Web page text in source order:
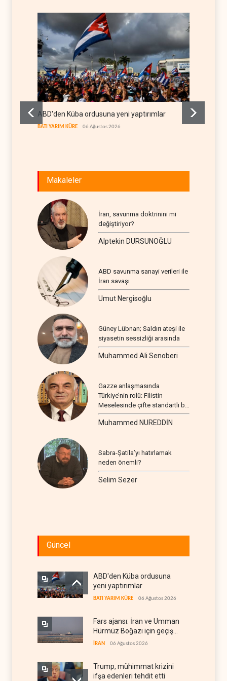
ABD'den Küba ordusuna yeni yaptırımlar
BATI YARIM KÜRE 06 Ağustos 2026
Makaleler
İran, savunma doktrinini mi
değiştiriyor?
Alptekin DURSUNOĞLU
ABD savunma sanayi verileri ile
İran savaşı
Umut Nergisoğlu
Güney Lübnan; Saldırı ateşi ile
siyasetin sessizliği arasında
Muhammed Ali Senoberi
Gazze anlaşmasında
Türkiye’nin rolü: Filistin
Meselesinde çifte standartlı bir
seyir
Muhammed NUREDDİN
Sabra-Şatila’yı hatırlamak
neden önemli?
Selim Sezer
Güncel
ABD'den Küba ordusuna
yeni yaptırımlar
BATI YARIM KÜRE 06 Ağustos 2026
Fars ajansı: İran ve Umman
Hürmüz Boğazı için geçiş
koridorlarında anlaştı
İRAN 06 Ağustos 2026
Trump, mühimmat krizini
ifşa edenleri tehdit etti